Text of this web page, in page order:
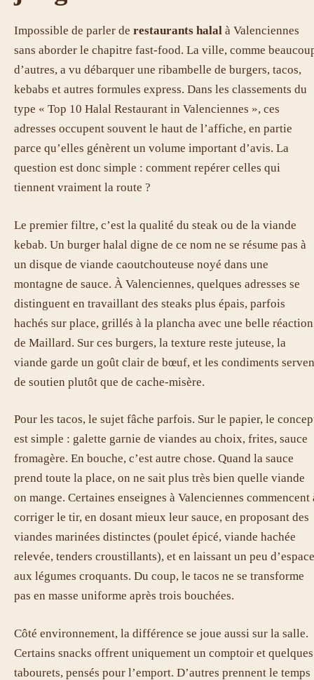
Impossible de parler de restaurants halal à Valenciennes
sans aborder le chapitre fast-food. La ville, comme
d’autres, a vu débarquer une ribambelle de burgers, tacos,
kebabs et autres formules express. Dans les classements du
type « Top 10 Halal Restaurant in Valenciennes », ces
adresses occupent souvent le haut de l’affiche, en partie
parce qu’elles génèrent un volume important d’avis. La
question est donc simple : comment repérer celles qui
tiennent vraiment la route ?
Le premier filtre, c’est la qualité du steak ou de la viande
kebab. Un burger halal digne de ce nom ne se résume pas à
un disque de viande caoutchouteuse noyé dans une
montagne de sauce. À Valenciennes, quelques adresses se
distinguent en travaillant des steaks plus épais, parfois
hachés sur place, grillés à la plancha avec une belle réaction
de Maillard. Sur ces burgers, la texture reste juteuse, la
viande garde un goût clair de bœuf, et les condiments
de soutien plutôt que de cache-misère.
Pour les tacos, le sujet fâche parfois. Sur le papier, le
est simple : galette garnie de viandes au choix, frites, sauce
fromagère. En bouche, c’est autre chose. Quand la sauce
prend toute la place, on ne sait plus très bien quelle viande
on mange. Certaines enseignes à Valenciennes commencent
corriger le tir, en dosant mieux leur sauce, en proposant des
viandes marinées distinctes (poulet épicé, viande hachée
relevée, tenders croustillants), et en laissant un peu d’espace
aux légumes croquants. Du coup, le tacos ne se transforme
pas en masse uniforme après trois bouchées.
Côté environnement, la différence se joue aussi sur la salle.
Certains snacks offrent uniquement un comptoir et quelques
tabourets, pensés pour l’emport. D’autres prennent le temps